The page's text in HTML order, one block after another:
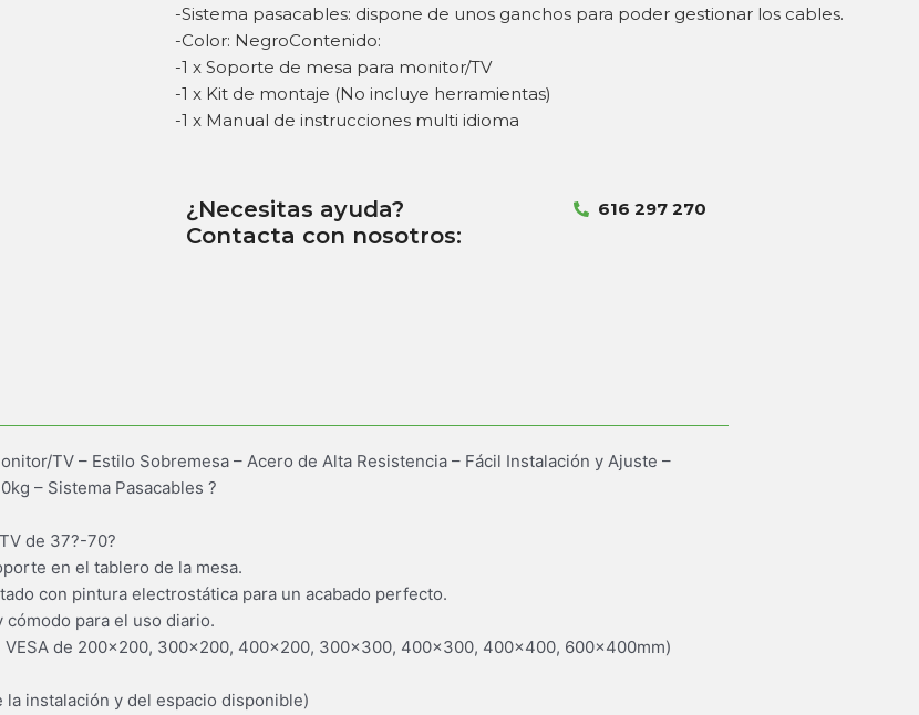
-Sistema pasacables: dispone de unos ganchos para poder gestionar los cables.
-Color: NegroContenido:
-1 x Soporte de mesa para monitor/TV
-1 x Kit de montaje (No incluye herramientas)
-1 x Manual de instrucciones multi idioma
¿Necesitas ayuda?
Contacta con nosotros:
616 297 270
TV – Estilo Sobremesa – Acero de Alta Resistencia – Fácil Instalación y Ajuste –
– Sistema Pasacables ?
de 37?-70?
en el tablero de la mesa.
con pintura electrostática para un acabado perfecto.
para el uso diario.
VESA de 200×200, 300×200, 400×200, 300×300, 400×300, 400×400, 600x400mm)
instalación y del espacio disponible)